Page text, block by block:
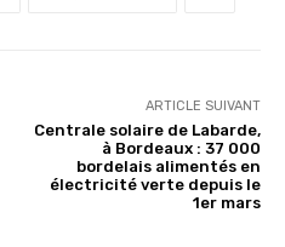
ARTICLE SUIVANT
Centrale solaire de Labarde,
à Bordeaux : 37 000
bordelais alimentés en
électricité verte depuis le
1er mars